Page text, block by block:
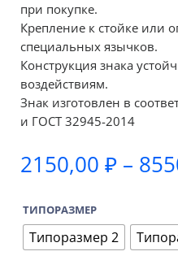
при покупке.
Крепление к стойке или
специальных язычков.
Конструкция знака
воздействиям.
Знак изготовлен в
и ГОСТ 32945-2014
2150,00 ₽ –
ТИПОРАЗМЕР
Типоразмер 2